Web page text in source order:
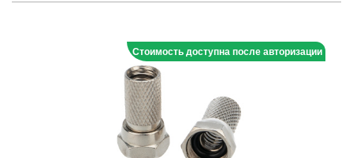
Стоимость доступна после авторизации